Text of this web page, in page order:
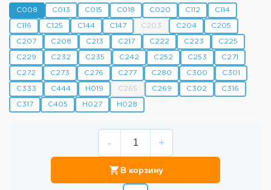
C008 C013 C015 C018 C020 C112 C114
C116 C125 C144 C147 C203 C204 C205
C207 C208 C213 C217 C222 C223 C225
C229 C232 C235 C242 C252 C253 C271
C272 C273 C276 C277 C280 C300 C301
C333 C444 H019 C265 C269 C302 C316
C317 C405 H027 H028
- +
В корзину